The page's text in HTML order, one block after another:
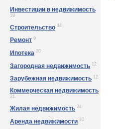
Инвестиции в недвижимость
19
Строительство 44
Ремонт 9
Ипотека 20
Загородная недвижимость 12
Зарубежная недвижимость 12
Коммерческая недвижимость
21
Жилая недвижимость 24
Аренда недвижимости 20